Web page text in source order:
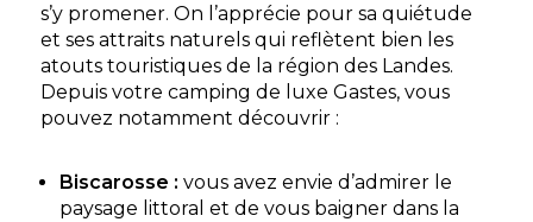
s’y promener. On l’apprécie pour sa quiétude
et ses attraits naturels qui reflètent bien les
atouts touristiques de la région des Landes.
Depuis votre camping de luxe Gastes, vous
pouvez notamment découvrir :
Biscarosse : vous avez envie d’admirer le
paysage littoral et de vous baigner dans la